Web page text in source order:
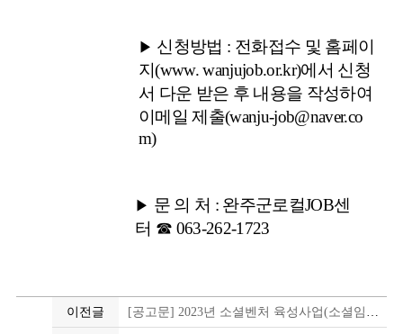
▶ 신청방법 : 전화접수 및 홈페이
지(www. wanjujob.or.kr)에서 신청
서 다운 받은 후 내용을 작성하여
이메일 제출(wanju-job@naver.co
m)
▶ 문 의 처 : 완주군로컬JOB센
터 ☎ 063-262-1723
이전글